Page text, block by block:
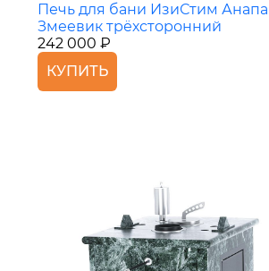
Печь для бани ИзиСтим Анапа
Змеевик трёхсторонний
242 000 ₽
КУПИТЬ